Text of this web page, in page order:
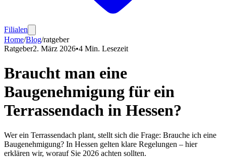
Filialen
Home/Blog/ratgeber
Ratgeber2. März 2026•4 Min. Lesezeit
Braucht man eine
Baugenehmigung für ein
Terrassendach in Hessen?
Wer ein Terrassendach plant, stellt sich die Frage: Brauche ich eine
Baugenehmigung? In Hessen gelten klare Regelungen – hier
erklären wir, worauf Sie 2026 achten sollten.